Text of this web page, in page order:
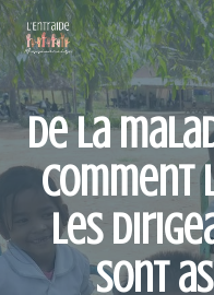
Aller
au
contenu
De la
comment
les
sont